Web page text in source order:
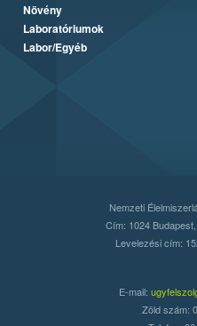
Növény
Laboratóriumok
Labor/Egyéb
Nemzeti
Cím: 1024
Levelezési cím:
E-mail:
Zöld szám: